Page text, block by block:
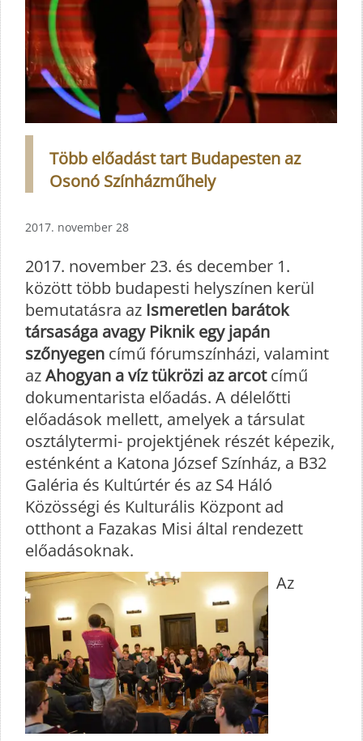
Több előadást tart Budapesten az
Osonó Színházműhely
2017. november 28
2017. november 23. és december 1.
között több budapesti helyszínen kerül
bemutatásra az Ismeretlen barátok
társasága avagy Piknik egy japán
szőnyegen című fórumszínházi, valamint
azAhogyan a víz tükrözi az arcotcímű
dokumentarista előadás. A délelőtti
előadások mellett, amelyek a társulat
osztálytermi- projektjének részét képezik,
esténként a Katona József Színház, a B32
Galéria és Kultúrtér és az S4 Háló
Közösségi és Kulturális Központ ad
otthont a Fazakas Misi által rendezett
előadásoknak.
Az